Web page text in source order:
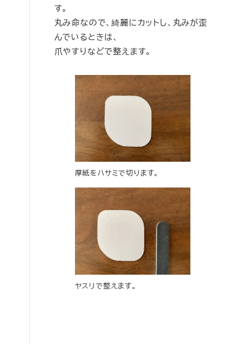
す。
丸み命なので、綺麗にカットし、丸みが歪
んでいるときは、
爪やすりなどで整えます。
厚紙をハサミで切ります。
ヤスリで整えます。